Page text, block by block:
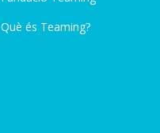
Què és Teaming?